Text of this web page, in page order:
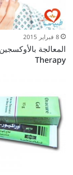
8 فبراير 2015
Therapy